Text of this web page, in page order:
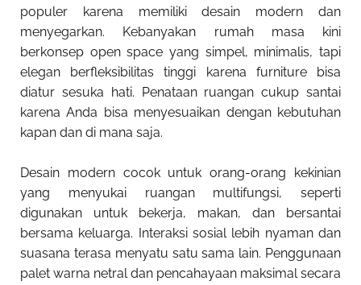
populer karena memiliki desain modern dan
menyegarkan. Kebanyakan rumah masa kini
berkonsep open space yang simpel, minimalis, tapi
elegan berfleksibilitas tinggi karena furniture bisa
diatur sesuka hati. Penataan ruangan cukup santai
karena Anda bisa menyesuaikan dengan kebutuhan
kapan dan di mana saja.
Desain modern cocok untuk orang-orang kekinian
yang menyukai ruangan multifungsi, seperti
digunakan untuk bekerja, makan, dan bersantai
bersama keluarga. Interaksi sosial lebih nyaman dan
suasana terasa menyatu satu sama lain. Penggunaan
palet warna netral dan pencahayaan maksimal secara